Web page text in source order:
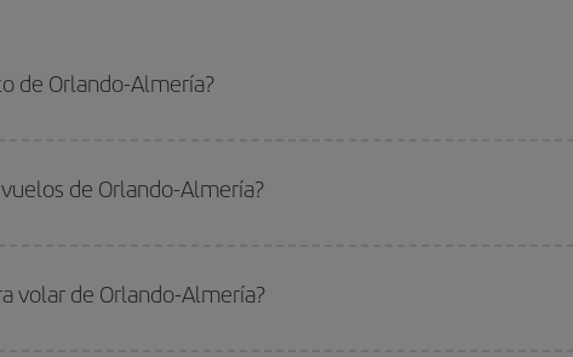
de Orlando-Almería?
de Orlando-Almería?
alta. Además, sobre todo si estás pensando en una escapada de fin de semana,
volar de Orlando-Almería?